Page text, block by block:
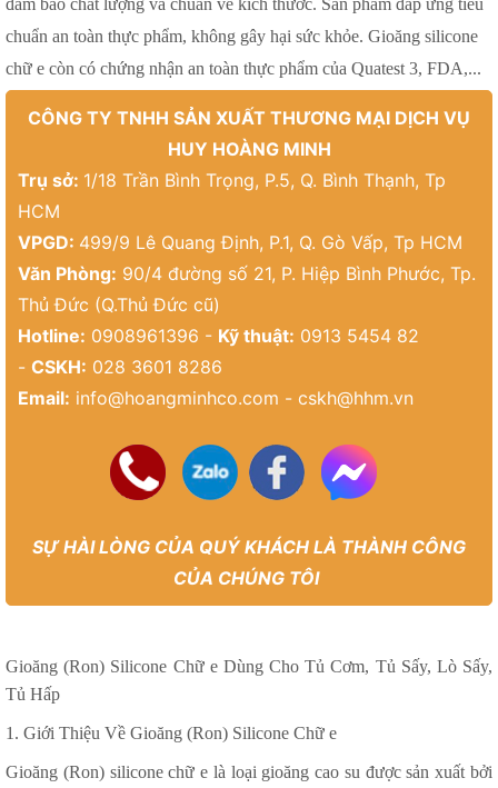
đảm bảo chất lượng và chuẩn về kích thước. Sản phẩm đáp ứng tiêu
chuẩn an toàn thực phẩm, không gây hại sức khỏe. Gioăng silicone
chữ e còn có chứng nhận an toàn thực phẩm của Quatest 3, FDA,...
CÔNG TY TNHH SẢN XUẤT THƯƠNG MẠI DỊCH VỤ
HUY HOÀNG MINH
Trụ sở: 1/18 Trần Bình Trọng, P.5, Q. Bình Thạnh, Tp
HCM
VPGD: 499/9 Lê Quang Định, P.1, Q. Gò Vấp, Tp HCM
Văn Phòng: 90/4 đường số 21, P. Hiệp Bình Phước, Tp.
Thủ Đức (Q.Thủ Đức cũ)
Hotline: 0908961396 - Kỹ thuật: 0913 5454 82
- CSKH: 028 3601 8286
Email: info@hoangminhco.com - cskh@hhm.vn
SỰ HÀI LÒNG CỦA QUÝ KHÁCH LÀ THÀNH CÔNG
CỦA CHÚNG TÔI
Gioăng (Ron) Silicone Chữ e Dùng Cho Tủ Cơm, Tủ Sấy, Lò Sấy,
Tủ Hấp
1. Giới Thiệu Về Gioăng (Ron) Silicone Chữ e
Gioăng (Ron) silicone chữ e là loại gioăng cao su được sản xuất bởi